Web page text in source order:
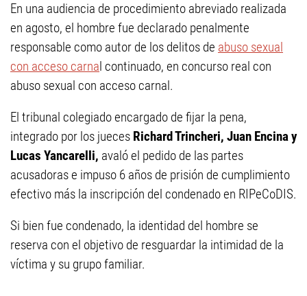
En una audiencia de procedimiento abreviado realizada
en agosto, el hombre fue declarado penalmente
responsable como autor de los delitos de abuso sexual
con acceso carnal continuado, en concurso real con
abuso sexual con acceso carnal.
El tribunal colegiado encargado de fijar la pena,
integrado por los jueces Richard Trincheri, Juan Encina y
Lucas Yancarelli, avaló el pedido de las partes
acusadoras e impuso 6 años de prisión de cumplimiento
efectivo más la inscripción del condenado en RIPeCoDIS.
Si bien fue condenado, la identidad del hombre se
reserva con el objetivo de resguardar la intimidad de la
víctima y su grupo familiar.